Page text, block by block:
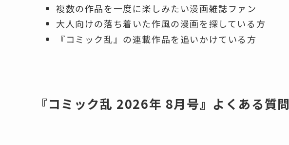
複数の作品を一度に楽しみたい漫画雑誌ファン
大人向けの落ち着いた作風の漫画を探している方
『コミック乱』の連載作品を追いかけている方
『コミック乱 2026年 8月号』よくある質問